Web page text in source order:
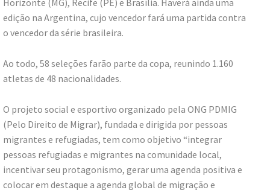
Horizonte (MG), Recife (PE) e Brasília. Haverá ainda uma
edição na Argentina, cujo vencedor fará uma partida contra
o vencedor da série brasileira.
Ao todo, 58 seleções farão parte da copa, reunindo 1.160
atletas de 48 nacionalidades.
O projeto social e esportivo organizado pela ONG PDMIG
(Pelo Direito de Migrar), fundada e dirigida por pessoas
migrantes e refugiadas, tem como objetivo “integrar
pessoas refugiadas e migrantes na comunidade local,
incentivar seu protagonismo, gerar uma agenda positiva e
colocar em destaque a agenda global de migração e